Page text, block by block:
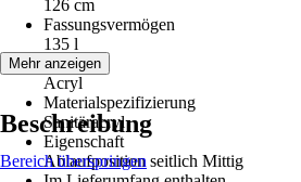
126 cm
Fassungsvermögen
135 l
Material
Acryl
Materialspezifizierung
Sanitäracryl
Eigenschaft
Ablaufposition seitlich Mittig
Mehr anzeigen
Beschreibung
Bereich überspringen